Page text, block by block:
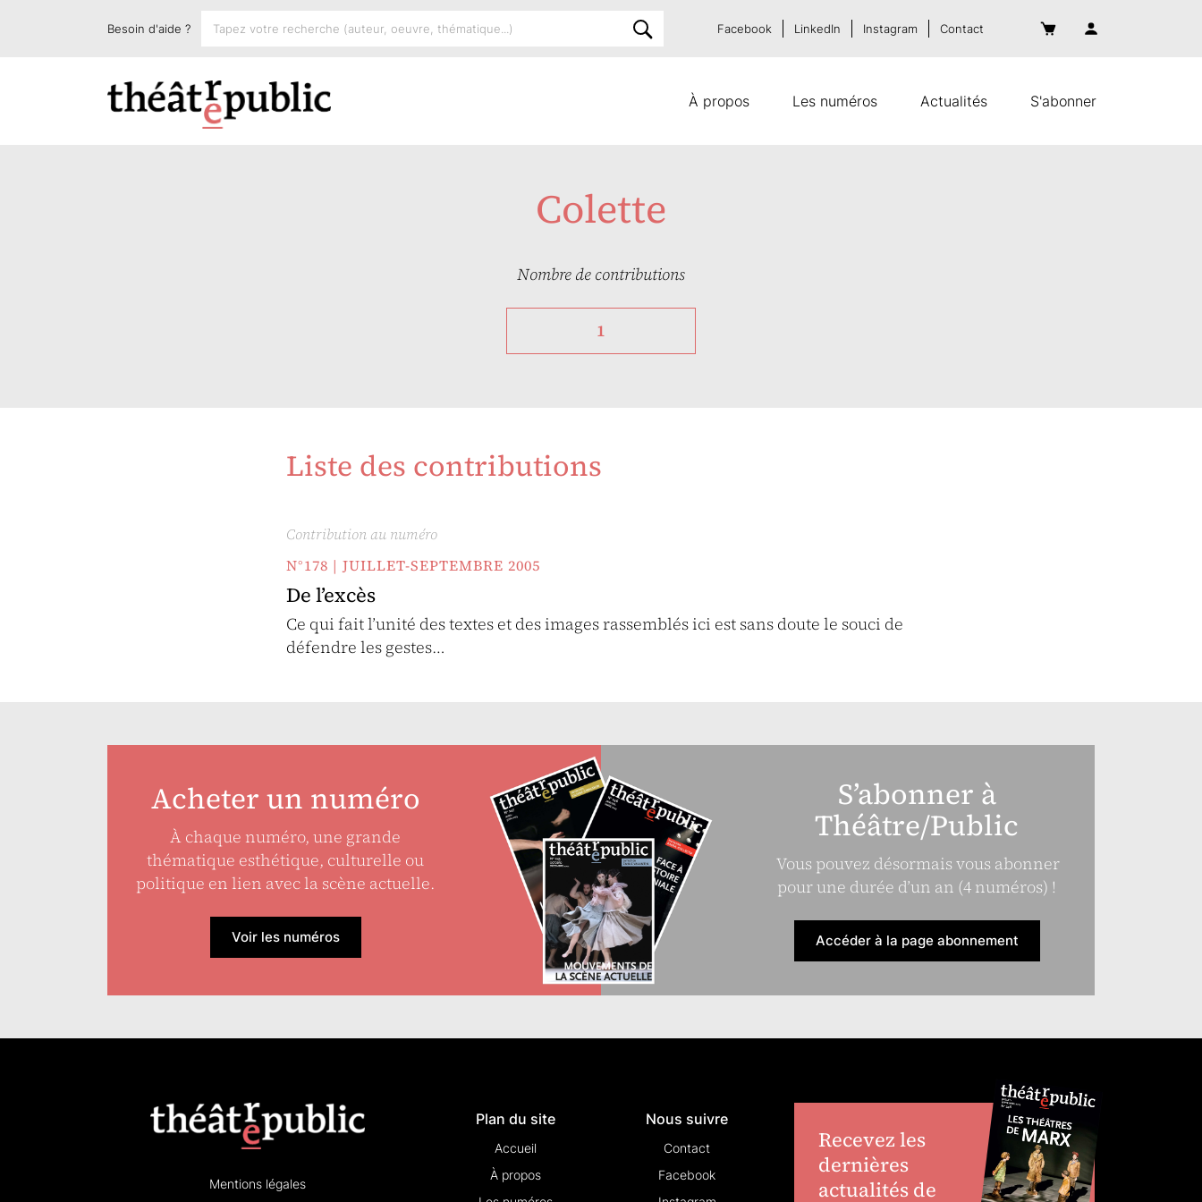
À propos Les numéros Actualités S'abonner
Besoin d'aide ? Facebook LinkedIn Instagram Contact
Colette
Nombre de contributions
1
Liste des contributions
Contribution au numéro
N°178 | JUILLET-SEPTEMBRE 2005
De l’excès
Ce qui fait l’unité des textes et des images rassemblés ici est sans doute le souci de
défendre les gestes…
Acheter un numéro
À chaque numéro, une grande
thématique esthétique, culturelle ou
politique en lien avec la scène actuelle.
Voir les numéros
S’abonner à
Théâtre/Public
Vous pouvez désormais vous abonner
pour une durée d’un an (4 numéros) !
Accéder à la page abonnement
Mentions légales
Plan du site
Accueil
À propos
Nous suivre
Contact
Facebook
Recevez les
dernières
actualités de